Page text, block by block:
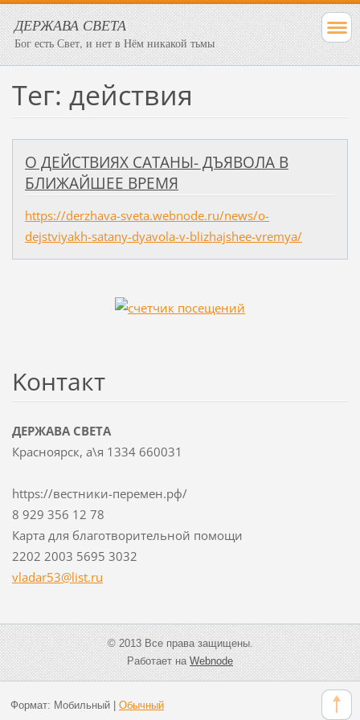
ДЕРЖАВА СВЕТА
Бог есть Свет, и нет в Нём никакой тьмы
Тег: действия
О ДЕЙСТВИЯХ САТАНЫ- ДЪЯВОЛА В
БЛИЖАЙШЕЕ ВРЕМЯ
https://derzhava-sveta.webnode.ru/news/o-
dejstviyakh-satany-dyavola-v-blizhajshee-vremya/
Koнтакт
ДЕРЖАВА СВЕТА
Красноярск, а\я 1334 660031
https://вестники-перемен.рф/
8 929 356 12 78
Карта для благотворительной помощи
2202 2003 5695 3032
vladar53@list.ru
© 2013 Все права защищены.
Работает наWebnode
Формат: Мобильный| Обычный